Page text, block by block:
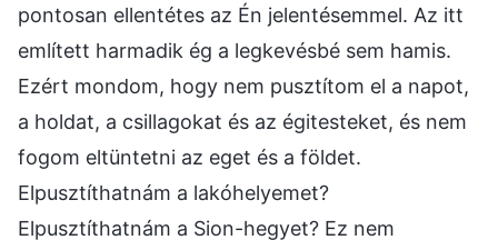
pontosan ellentétes az Én jelentésemmel. Az itt
említett harmadik ég a legkevésbé sem hamis.
Ezért mondom, hogy nem pusztítom el a napot,
a holdat, a csillagokat és az égitesteket, és nem
fogom eltüntetni az eget és a földet.
Elpusztíthatnám a lakóhelyemet?
Elpusztíthatnám a Sion-hegyet? Ez nem